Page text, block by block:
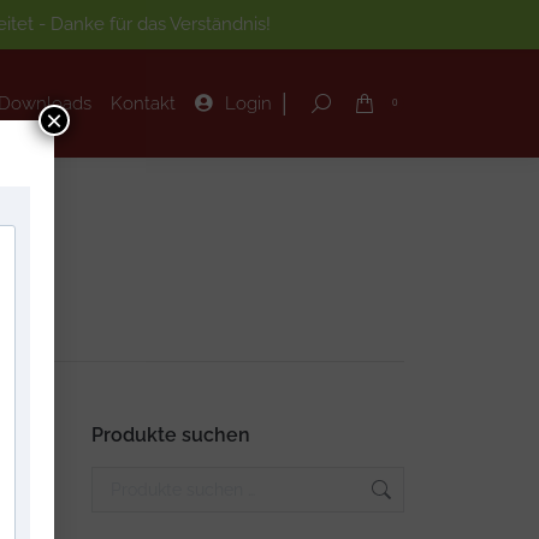
Downloads Kontakt Login Search: 0
Produkte suchen
- Danke für das Verständnis!
×